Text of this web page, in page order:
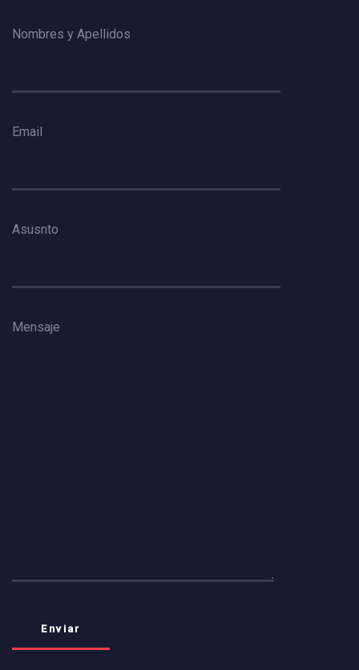
Nombres y Apellidos
Email
Asusnto
Mensaje